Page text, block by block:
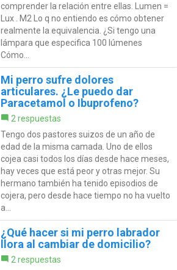
comprender la relación entre ellas. Lumen =
Lux . M2 Lo q no entiendo es cómo obtener
realmente la equivalencia. ¿Si tengo una
lámpara que especifica 100 lúmenes
Cómo...
Mi perro sufre dolores
articulares. ¿Le puedo dar
Paracetamol o Ibuprofeno?
2 respuestas
Tengo dos pastores suizos de un año de
edad de la misma camada. Uno de ellos
cojea casi todos los días desde hace meses,
hay veces que está peor y otras mejor. Su
hermano también ha tenido episodios de
cojera, pero desde hace tiempo no ha vuelto
a...
¿Qué hacer si mi perro labrador
llora al cambiar de domicilio?
2 respuestas